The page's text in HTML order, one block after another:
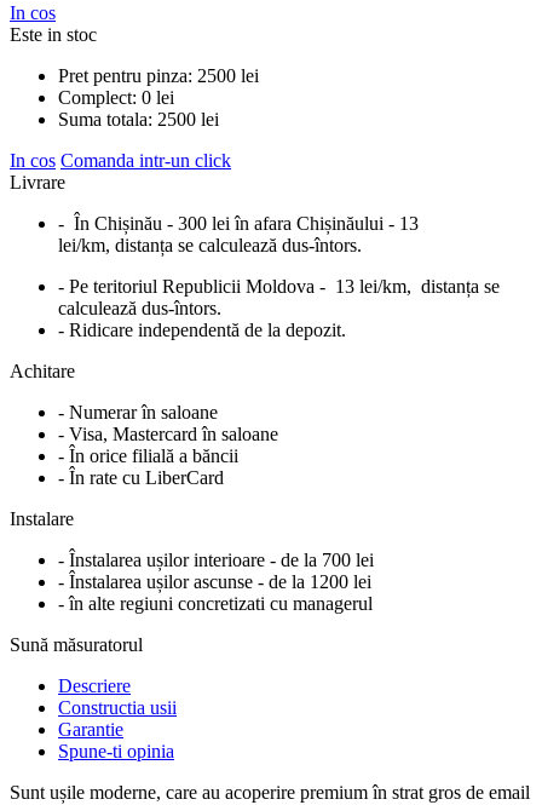
In cos
Este in stoc
Pret pentru pinza: 2500 lei
Complect: 0 lei
Suma totala: 2500 lei
In cos Comanda intr-un click
Livrare
- În Chișinău - 300 lei în afara Chișinăului - 13
lei/km, distanța se calculează dus-întors.
- Pe teritoriul Republicii Moldova - 13 lei/km, distanța se
calculează dus-întors.
- Ridicare independentă de la depozit.
Achitare
- Numerar în saloane
- Visa, Mastercard în saloane
- În orice filială a băncii
- În rate cu LiberCard
Instalare
- Înstalarea ușilor interioare - de la 700 lei
- Înstalarea ușilor ascunse - de la 1200 lei
- în alte regiuni concretizati cu managerul
Sună măsuratorul
Descriere
Constructia usii
Garantie
Spune-ti opinia
Sunt ușile moderne, care au acoperire premium în strat gros de email